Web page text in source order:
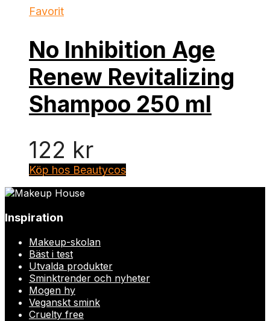
Favorit
No Inhibition Age
Renew Revitalizing
Shampoo 250 ml
122 kr
Köp hos Beautycos
Inspiration
Makeup-skolan
Bäst i test
Utvalda produkter
Sminktrender och nyheter
Mogen hy
Veganskt smink
Cruelty free